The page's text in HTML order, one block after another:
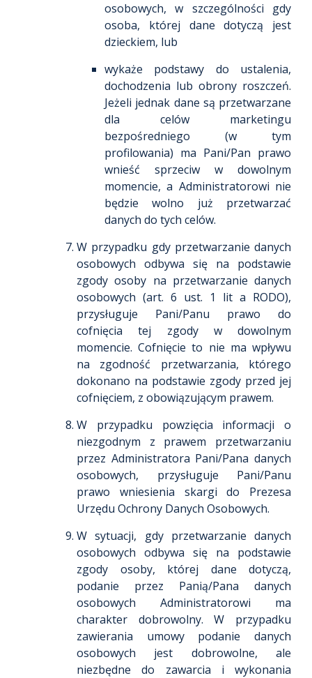
osobowych, w szczególności gdy
osoba, której dane dotyczą jest
dzieckiem, lub
wykaże podstawy do ustalenia,
dochodzenia lub obrony roszczeń.
Jeżeli jednak dane są przetwarzane
dla celów marketingu
bezpośredniego (w tym
profilowania) ma Pani/Pan prawo
wnieść sprzeciw w dowolnym
momencie, a Administratorowi nie
będzie wolno już przetwarzać
danych do tych celów.
W przypadku gdy przetwarzanie danych
osobowych odbywa się na podstawie
zgody osoby na przetwarzanie danych
osobowych (art. 6 ust. 1 lit a RODO),
przysługuje Pani/Panu prawo do
cofnięcia tej zgody w dowolnym
momencie. Cofnięcie to nie ma wpływu
na zgodność przetwarzania, którego
dokonano na podstawie zgody przed jej
cofnięciem, z obowiązującym prawem.
W przypadku powzięcia informacji o
niezgodnym z prawem przetwarzaniu
przez Administratora Pani/Pana danych
osobowych, przysługuje Pani/Panu
prawo wniesienia skargi do Prezesa
Urzędu Ochrony Danych Osobowych.
W sytuacji, gdy przetwarzanie danych
osobowych odbywa się na podstawie
zgody osoby, której dane dotyczą,
podanie przez Panią/Pana danych
osobowych Administratorowi ma
charakter dobrowolny. W przypadku
zawierania umowy podanie danych
osobowych jest dobrowolne, ale
niezbędne do zawarcia i wykonania